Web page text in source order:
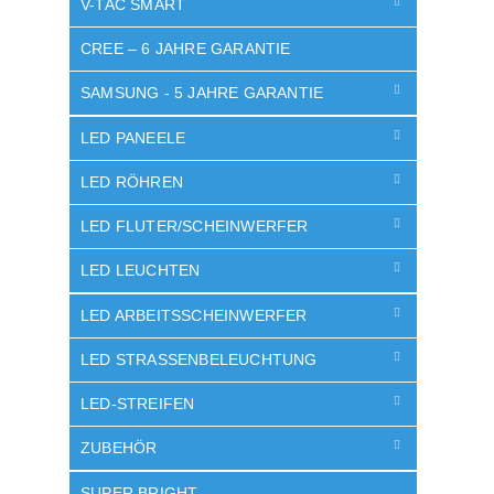
V-TAC SMART
CREE – 6 JAHRE GARANTIE
SAMSUNG - 5 JAHRE GARANTIE
LED PANEELE
LED RÖHREN
LED FLUTER/SCHEINWERFER
LED LEUCHTEN
LED ARBEITSSCHEINWERFER
LED STRASSENBELEUCHTUNG
LED-STREIFEN
ZUBEHÖR